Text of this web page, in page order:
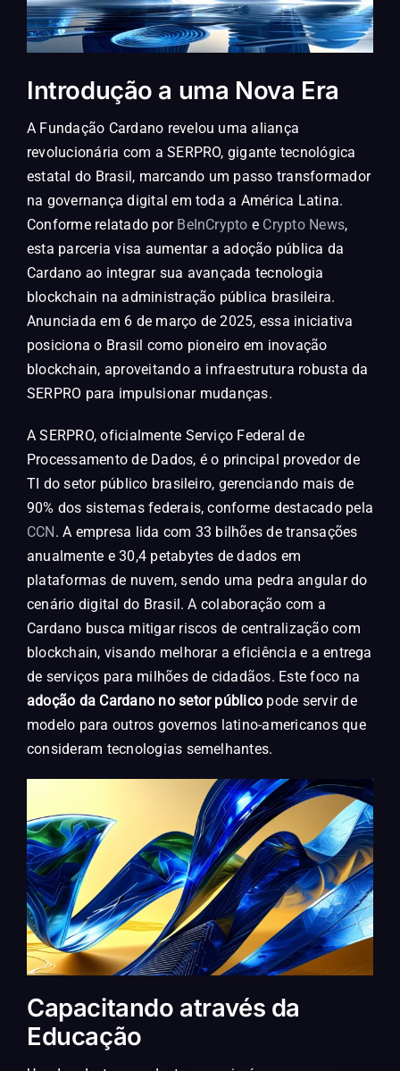
Introdução a uma Nova Era
A Fundação Cardano revelou uma aliança
revolucionária com a SERPRO, gigante tecnológica
estatal do Brasil, marcando um passo transformador
na governança digital em toda a América Latina.
Conforme relatado por BeInCrypto e Crypto News,
esta parceria visa aumentar a adoção pública da
Cardano ao integrar sua avançada tecnologia
blockchain na administração pública brasileira.
Anunciada em 6 de março de 2025, essa iniciativa
posiciona o Brasil como pioneiro em inovação
blockchain, aproveitando a infraestrutura robusta da
SERPRO para impulsionar mudanças.
A SERPRO, oficialmente Serviço Federal de
Processamento de Dados, é o principal provedor de
TI do setor público brasileiro, gerenciando mais de
90% dos sistemas federais, conforme destacado pela
CCN . A empresa lida com 33 bilhões de transações
anualmente e 30,4 petabytes de dados em
plataformas de nuvem, sendo uma pedra angular do
cenário digital do Brasil. A colaboração com a
Cardano busca mitigar riscos de centralização com
blockchain, visando melhorar a eficiência e a entrega
de serviços para milhões de cidadãos. Este foco na
adoção da Cardano no setor público pode servir de
modelo para outros governos latino-americanos que
consideram tecnologias semelhantes.
Capacitando através da
Educação